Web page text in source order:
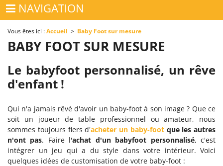
NAVIGATION
Vous êtes ici :Accueil > Baby Foot sur mesure
BABY FOOT SUR MESURE
Le babyfoot personnalisé, un rêve
d'enfant !
Qui n'a jamais rêvé d'avoir un baby-foot à son image ? Que ce
soit un joueur de table professionnel ou amateur, nous
sommes toujours fiers d'acheter un baby-footque les autres
n'ont pas. Faire l'achat d'un babyfoot personnalisé, c'est
intégrer un jeu qui a du style dans votre intérieur. Voici
quelques idées de customisation de votre baby-foot :